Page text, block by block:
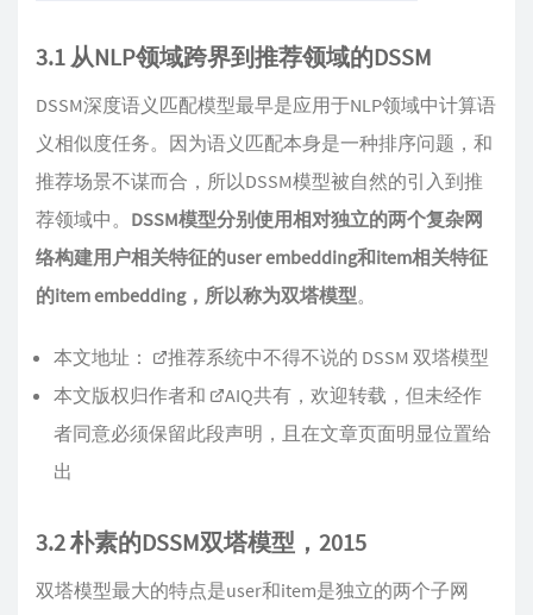
3.1 从NLP领域跨界到推荐领域的DSSM
DSSM深度语义匹配模型最早是应用于NLP领域中计算语
义相似度任务。因为语义匹配本身是一种排序问题，和
推荐场景不谋而合，所以DSSM模型被自然的引入到推
荐领域中。 DSSM模型分别使用相对独立的两个复杂网
络构建用户相关特征的user embedding和item相关特征
的item embedding，所以称为双塔模型。
本文地址：
推荐系统中不得不说的 DSSM 双塔模型
本文版权归作者和
AIQ共有，欢迎转载，但未经作
者同意必须保留此段声明，且在文章页面明显位置给
出
3.2 朴素的DSSM双塔模型，2015
双塔模型最大的特点是user和item是独立的两个子网